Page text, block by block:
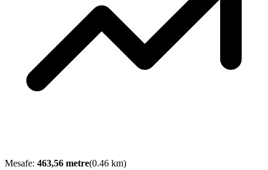
Mesafe: 463,56 metre(0.46 km)